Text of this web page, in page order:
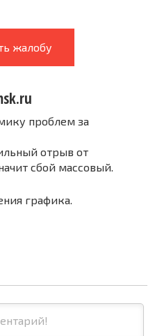
жалобу
проблем за
отрыв от
сбой массовый.
графика.